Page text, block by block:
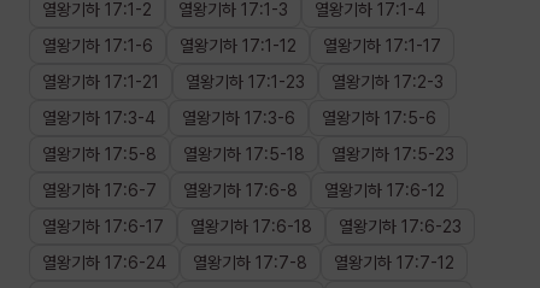
열왕기하 17:1 -2 열왕기하 17:1 -3 열왕기하 17:1 -4
열왕기하 17:1 -6 열왕기하 17:1 -12 열왕기하 17:1 -17
열왕기하 17:1 -21 열왕기하 17:1 -23 열왕기하 17:2-3
열왕기하 17:3-4 열왕기하 17:3-6 열왕기하 17:5-6
열왕기하 17:5-8 열왕기하 17:5-18 열왕기하 17:5-23
열왕기하 17:6-7 열왕기하 17:6-8 열왕기하 17:6-12
열왕기하 17:6-17 열왕기하 17:6-18 열왕기하 17:6-23
열왕기하 17:6-24 열왕기하 17:7-8 열왕기하 17:7-12